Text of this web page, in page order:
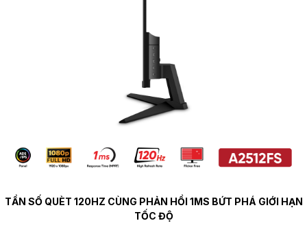
TẦN SỐ QUÈT 120HZ CÙNG PHẢN HỒI 1MS BỨT PHÁ GIỚI HẠN
TỐC ĐỘ